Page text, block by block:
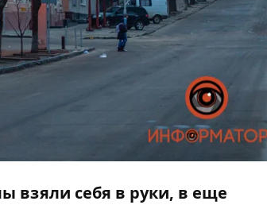
взяли себя в руки, в еще